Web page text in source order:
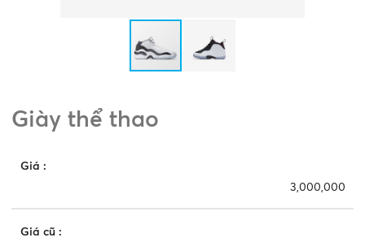
Giày thể thao
Giá :
3,000,000
Giá cũ: